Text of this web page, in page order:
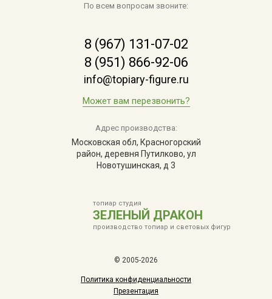
топиар студия
ЗЕЛЕНЫЙ ДРАКОН
производство топиар и световых фигур
© 2005-2026
Политика конфиденциальности
Презентация
По всем вопросам звоните:
8 (967) 131-07-02
8 (951) 866-92-06
info@topiary-figure.ru
Может вам перезвонить?
Адрес производства:
Московская обл, Красногорский
район, деревня Путилково, ул
Новотушинская, д 3